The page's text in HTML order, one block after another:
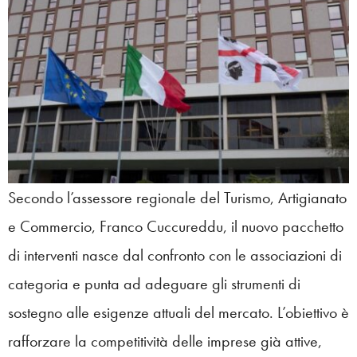
Secondo l’assessore regionale del Turismo, Artigianato
e Commercio, Franco Cuccureddu, il nuovo pacchetto
di interventi nasce dal confronto con le associazioni di
categoria e punta ad adeguare gli strumenti di
sostegno alle esigenze attuali del mercato. L’obiettivo è
rafforzare la competitività delle imprese già attive,